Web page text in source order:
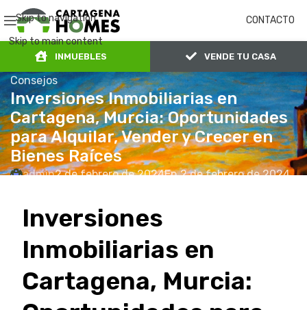
Skip to navigation
Skip to main content
CONTACTO
INMUEBLES VENDE TU CASA
Consejos
Inversiones Inmobiliarias en
Cartagena, Murcia: Oportunidades
para Alquilar, Vender y Crecer en
Bienes Raíces
admin2 de febrero de 2024En 2 de febrero de 2024
Inversiones
Inmobiliarias en
Cartagena, Murcia: